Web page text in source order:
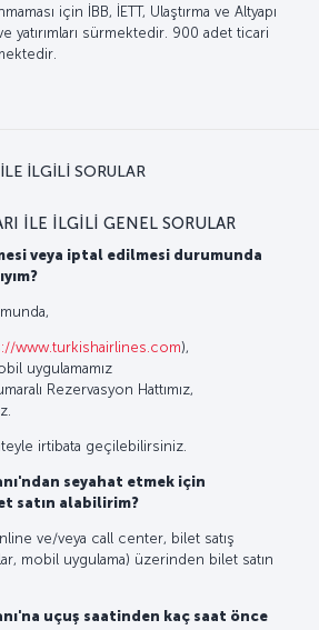
için İBB, İETT, Ulaştırma ve Altyapı
ve yatırımları sürmektedir. 900 adet ticari
İLGİLİ SORULAR
İLE İLGİLİ GENEL SORULAR
veya iptal edilmesi durumunda
www.turkishairlines.com),
uygulamamız
Rezervasyon Hattımız,
irtibata geçilebilirsiniz.
seyahat etmek için
satın alabilirim?
ve/veya call center, bilet satış
mobil uygulama) üzerinden bilet satın
uçuş saatinden kaç saat önce